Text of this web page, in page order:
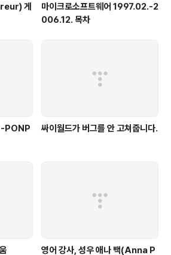
게
마이크로소프트웨어 1997.02.-2
006.12. 목차
-PONP
싸이월드가 버그를 안 고쳐줍니다.
영어 강사, 성우 애나 백(Anna P